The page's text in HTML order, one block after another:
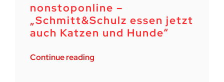
nonstoponline –
„Schmitt&Schulz essen jetzt
auch Katzen und Hunde“
Continue reading